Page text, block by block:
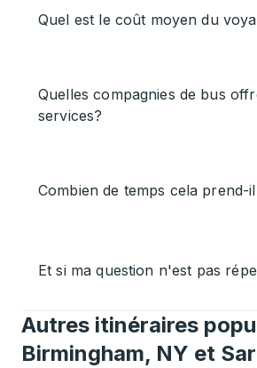
Quel est le coût moyen du
Quelles compagnies de bus
services?
Combien de temps cela prend-
Et si ma question n'est pas
Autres itinéraires
Birmingham, NY et